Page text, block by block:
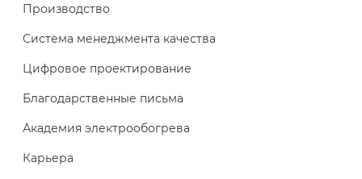
Производство
Система менеджмента качества
Цифровое проектирование
Благодарственные письма
Академия электрообогрева
Карьера